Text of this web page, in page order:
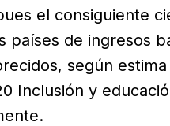
el consiguiente
países de ingresos
según
Inclusión y